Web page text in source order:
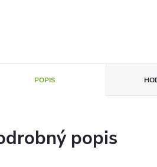
POPIS
popis